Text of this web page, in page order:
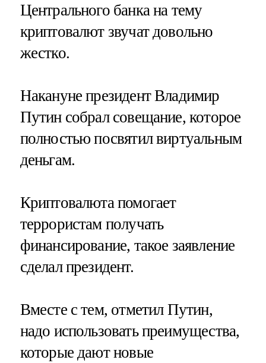
Центрального банка на тему
криптовалют звучат довольно
жестко.
Накануне президент Владимир
Путин собрал совещание, которое
полностью посвятил виртуальным
деньгам.
Криптовалюта помогает
террористам получать
финансирование, такое заявление
сделал президент.
Вместе с тем, отметил Путин,
надо использовать преимущества,
которые дают новые